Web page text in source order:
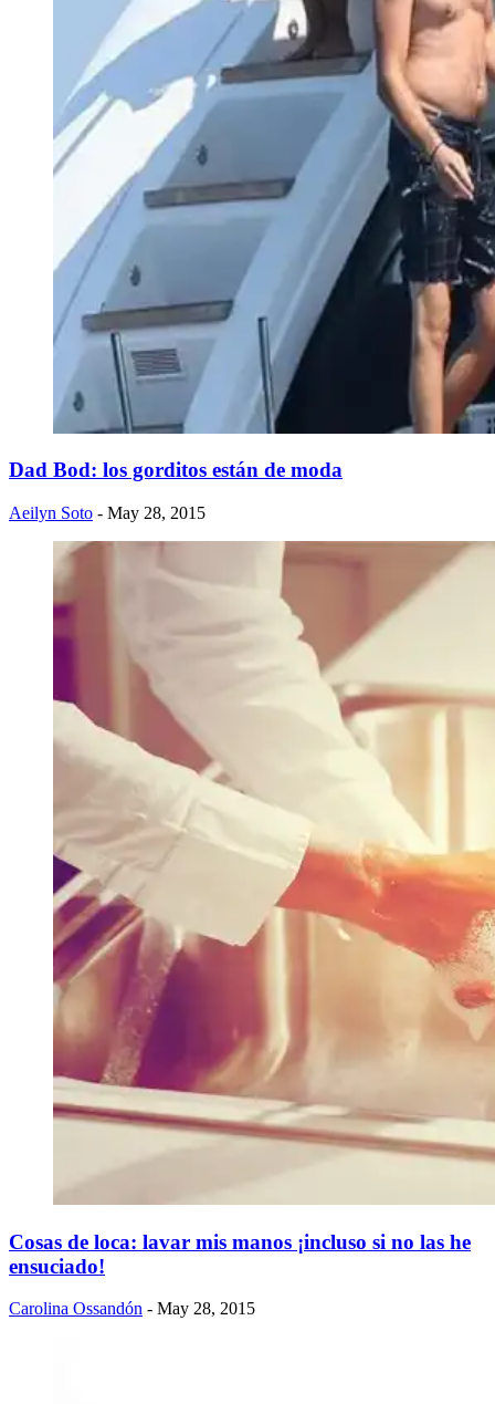
Dad Bod: los gorditos están de moda
Aeilyn Soto - May 28, 2015
Cosas de loca: lavar mis manos ¡incluso si no las he
ensuciado!
Carolina Ossandón - May 28, 2015